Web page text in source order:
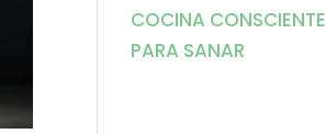
COCINA CONSCIENTE
PARA SANAR